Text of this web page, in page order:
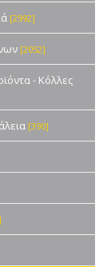
[2992]
[2052]
- Κόλλες
[390]